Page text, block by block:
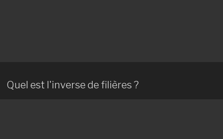
Quel est l'inverse de filières ?